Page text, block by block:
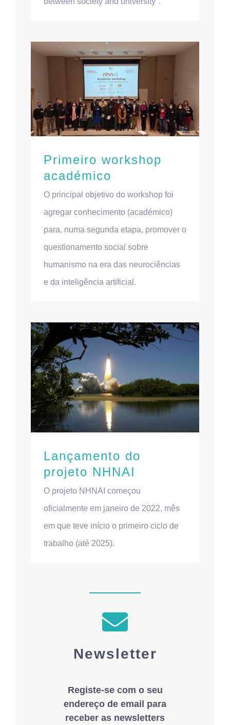
Primeiro workshop
académico
O principal objetivo do workshop foi
agregar conhecimento (académico)
para, numa segunda etapa, promover o
questionamento social sobre
humanismo na era das neurociências
e da inteligência artificial.
Lançamento do
projeto NHNAI
O projeto NHNAI começou
oficialmente em janeiro de 2022, mês
em que teve início o primeiro ciclo de
trabalho (até 2025).
Newsletter
Registe-se com o seu
endereço de email para
receber as newsletters